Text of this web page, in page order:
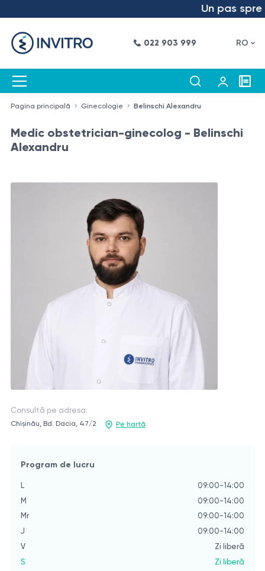
Un pas spre
022 903 999 RO
Pagina principală Ginecologie Belinschi Alexandru
Medic obstetrician-ginecolog - Belinschi
Alexandru
Consultă pe adresa:
Chișinău, Bd. Dacia, 47/2 Pe hartă
Program de lucru
L
09:00-14:00
M
09:00-14:00
Mr
09:00-14:00
J
09:00-14:00
V
Zi liberă
S
Zi liberă